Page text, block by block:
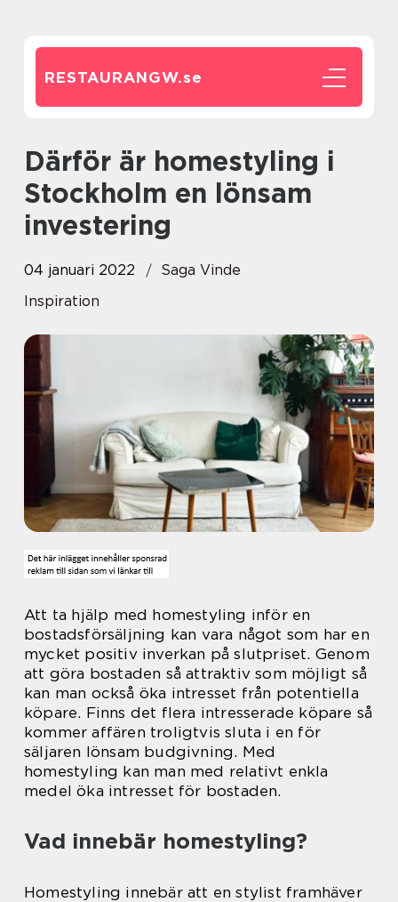
RESTAURANGW.se
Därför är homestyling i
Stockholm en lönsam
investering
04 januari 2022
Saga Vinde
Inspiration
Att ta hjälp med homestyling inför en
bostadsförsäljning kan vara något som har en
mycket positiv inverkan på slutpriset. Genom
att göra bostaden så attraktiv som möjligt så
kan man också öka intresset från potentiella
köpare. Finns det flera intresserade köpare så
kommer affären troligtvis sluta i en för
säljaren lönsam budgivning. Med
homestyling kan man med relativt enkla
medel öka intresset för bostaden.
Vad innebär homestyling?
Homestyling innebär att en stylist framhäver